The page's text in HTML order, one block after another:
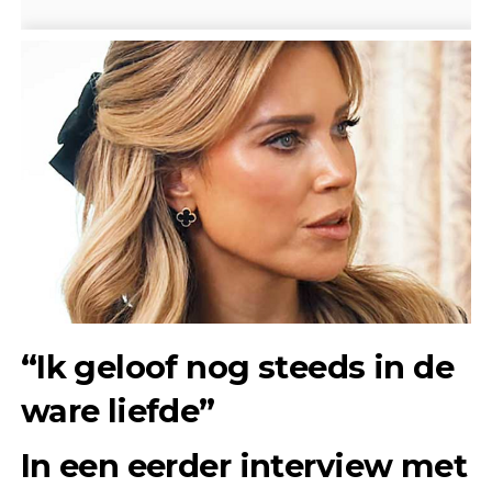
“Ik geloof nog steeds in de
ware liefde”
In een eerder interview met